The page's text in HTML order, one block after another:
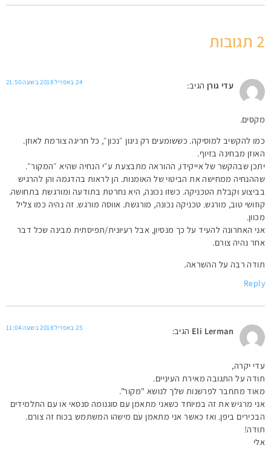
2 תגובות
עדי גורן הגיב: 24 באפריל 2018 בשעה 21:50
מקסים.
כמו להקשיב למוסיקה. כששומעים רק ניגון ״נכון״, כל חריגה צורמת לאוזן.
האוזן מבחינה בזיוף.
יתכן שבהקשר של אייקידו, ההוראה מתבצעת ע״י הנחיה שהיא ״המקור״.
שההנחיה ממחישה את הביטוי של האומנות. הן לראות בהדגמה והן להרגיש
בביצוע וקבלת הטכניקה. כשזו נכונה, היא נחרטת בתודעה ומורגשת בתחושה.
קוזושי טוב, מורגש. טכניקה נכונה, מורגשת. אווסה מורגש. זה נהיה כמו צליל
מכוון.
אני האחרונה להעיד על כך מנסיון, אבל רעיונית/תפיסתית מבינה שכל דבר
אחר נהיה צורם.
תודה רבה על ההשראה.
Reply
Eli Lerman הגיב: 25 באפריל 2018 בשעה 11:04
עדי יקרה,
תודה על התגובה מאירת העיניים.
מאוד מתחבר לפרשנות שלך לנושא "מקור".
אני מרגיש את זה במיוחד כשאני מתאמן עם סוגנומה סנסאי או עם התלמידים
הבכירים ביפן. ואז כאשר אני מתאמן עם מישהו המשתמש בכוח זה צורם.
תודה!
אלי